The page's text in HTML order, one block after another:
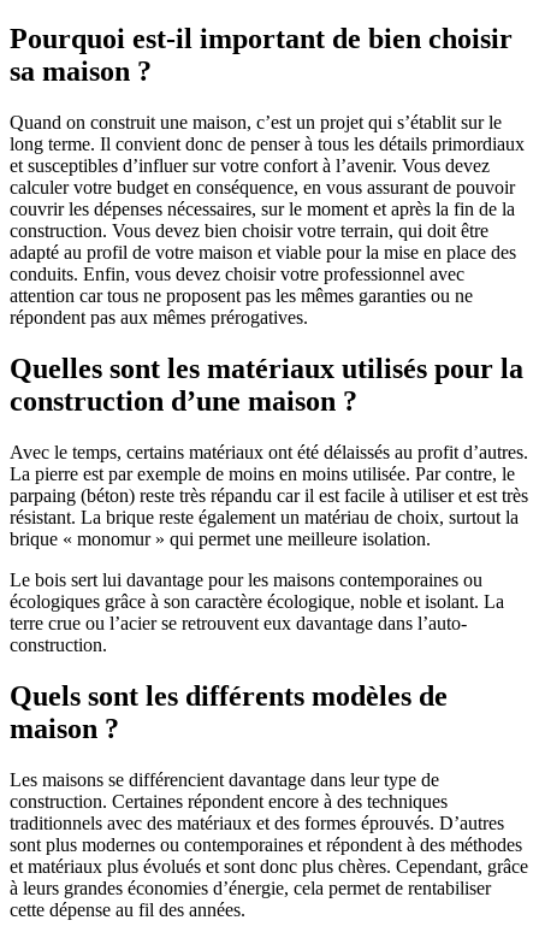
Pourquoi est-il important de bien choisir
sa maison ?
Quand on construit une maison, c’est un projet qui s’établit sur le
long terme. Il convient donc de penser à tous les détails primordiaux
et susceptibles d’influer sur votre confort à l’avenir. Vous devez
calculer votre budget en conséquence, en vous assurant de pouvoir
couvrir les dépenses nécessaires, sur le moment et après la fin de la
construction. Vous devez bien choisir votre terrain, qui doit être
adapté au profil de votre maison et viable pour la mise en place des
conduits. Enfin, vous devez choisir votre professionnel avec
attention car tous ne proposent pas les mêmes garanties ou ne
répondent pas aux mêmes prérogatives.
Quelles sont les matériaux utilisés pour la
construction d’une maison ?
Avec le temps, certains matériaux ont été délaissés au profit d’autres.
La pierre est par exemple de moins en moins utilisée. Par contre, le
parpaing (béton) reste très répandu car il est facile à utiliser et est très
résistant. La brique reste également un matériau de choix, surtout la
brique « monomur » qui permet une meilleure isolation.
Le bois sert lui davantage pour les maisons contemporaines ou
écologiques grâce à son caractère écologique, noble et isolant. La
terre crue ou l’acier se retrouvent eux davantage dans l’auto-
construction.
Quels sont les différents modèles de
maison ?
Les maisons se différencient davantage dans leur type de
construction. Certaines répondent encore à des techniques
traditionnels avec des matériaux et des formes éprouvés. D’autres
sont plus modernes ou contemporaines et répondent à des méthodes
et matériaux plus évolués et sont donc plus chères. Cependant, grâce
à leurs grandes économies d’énergie, cela permet de rentabiliser
cette dépense au fil des années.